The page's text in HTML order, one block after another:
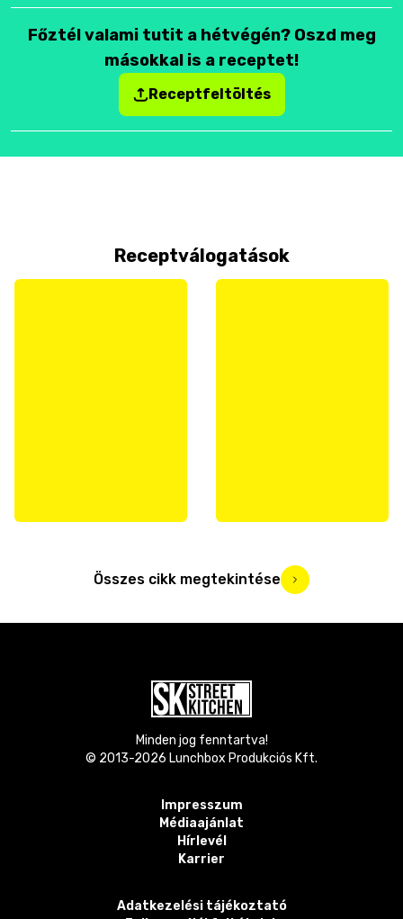
Főztél valami tutit a hétvégén? Oszd meg
másokkal is a receptet!
Receptfeltöltés
Receptválogatások
Összes cikk megtekintése
Minden jog fenntartva!
© 2013-2026 Lunchbox Produkciós Kft.
Impresszum
Médiaajánlat
Hírlevél
Karrier
Adatkezelési tájékoztató